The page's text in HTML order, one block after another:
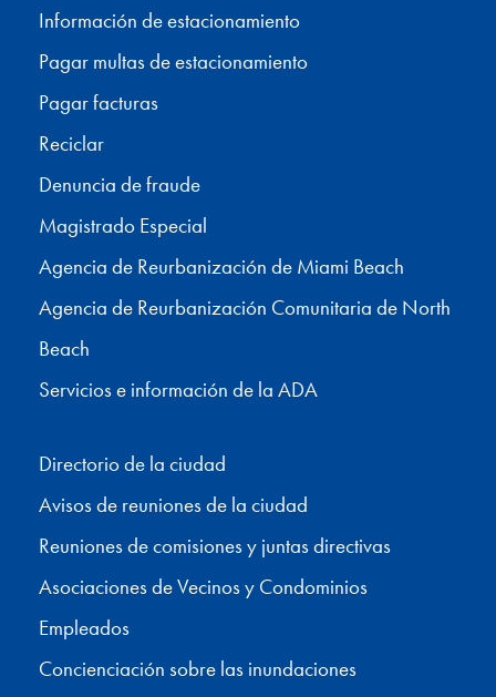
Información de estacionamiento
Pagar multas de estacionamiento
Pagar facturas
Reciclar
Denuncia de fraude
Magistrado Especial
Agencia de Reurbanización de Miami Beach
Agencia de Reurbanización Comunitaria de North
Beach
Servicios e información de la ADA
Directorio de la ciudad
Avisos de reuniones de la ciudad
Reuniones de comisiones y juntas directivas
Asociaciones de Vecinos y Condominios
Empleados
Concienciación sobre las inundaciones